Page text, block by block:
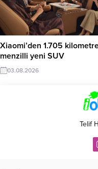
Xiaomi’den 1.705
menzilli yeni SUV
03.08.2026
Telif